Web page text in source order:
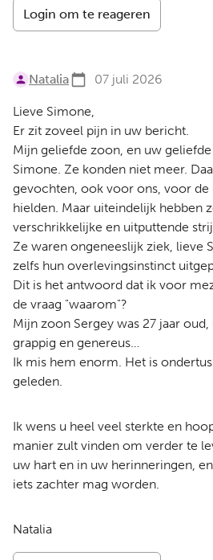
Login om te reageren
Natalia 07 juli 2026
Lieve Simone,
Er zit zoveel pijn in uw bericht.
Mijn geliefde zoon, en uw
Simone. Ze konden niet meer.
gevochten, ook voor ons, voor de
hielden. Maar uiteindelijk hebben
verschrikkelijke en uitputtende
Ze waren ongeneeslijk ziek, lieve
zelfs hun overlevingsinstinct
Dit is het antwoord dat ik voor
de vraag "waarom"?
Mijn zoon Sergey was 27 jaar
grappig en genereus…
Ik mis hem enorm. Het is
geleden.
Ik wens u heel veel sterkte en
manier zult vinden om verder te
uw hart en in uw herinneringen,
iets zachter mag worden.
Natalia